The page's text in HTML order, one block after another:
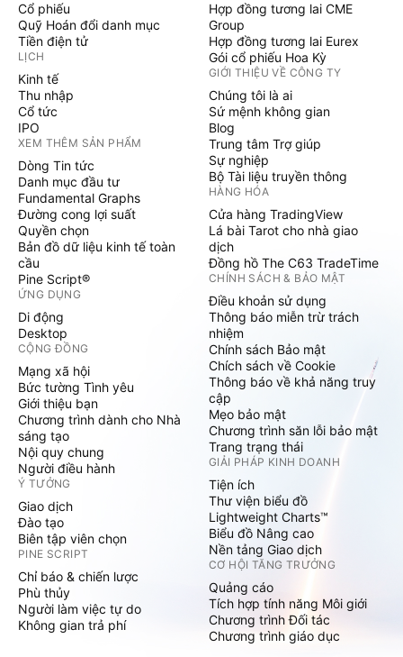
Cổ phiếu
Quỹ Hoán đổi danh mục
Tiền điện tử
LỊCH
Kinh tế
Thu nhập
Cổ tức
IPO
XEM THÊM SẢN PHẨM
Dòng Tin tức
Danh mục đầu tư
Fundamental Graphs
Đường cong lợi suất
Quyền chọn
Bản đồ dữ liệu kinh tế toàn
cầu
Pine Script®
ỨNG DỤNG
Di động
Desktop
CỘNG ĐỒNG
Mạng xã hội
Bức tường Tình yêu
Giới thiệu bạn
Chương trình dành cho Nhà
sáng tạo
Nội quy chung
Người điều hành
Ý TƯỞNG
Giao dịch
Đào tạo
Biên tập viên chọn
PINE SCRIPT
Chỉ báo & chiến lược
Phù thủy
Người làm việc tự do
Không gian trả phí
Hợp đồng tương lai CME
Group
Hợp đồng tương lai Eurex
Gói cổ phiếu Hoa Kỳ
GIỚI THIỆU VỀ CÔNG TY
Chúng tôi là ai
Sứ mệnh không gian
Blog
Trung tâm Trợ giúp
Sự nghiệp
Bộ Tài liệu truyền thông
HÀNG HÓA
Cửa hàng TradingView
Lá bài Tarot cho nhà giao
dịch
Đồng hồ The C63 TradeTime
CHÍNH SÁCH & BẢO MẬT
Điều khoản sử dụng
Thông báo miễn trừ trách
nhiệm
Chính sách Bảo mật
Chích sách về Cookie
Thông báo về khả năng truy
cập
Mẹo bảo mật
Chương trình săn lỗi bảo mật
Trang trạng thái
GIẢI PHÁP KINH DOANH
Tiện ích
Thư viện biểu đồ
Lightweight Charts™
Biểu đồ Nâng cao
Nền tảng Giao dịch
CƠ HỘI TĂNG TRƯỞNG
Quảng cáo
Tích hợp tính năng Môi giới
Chương trình Đối tác
Chương trình giáo dục